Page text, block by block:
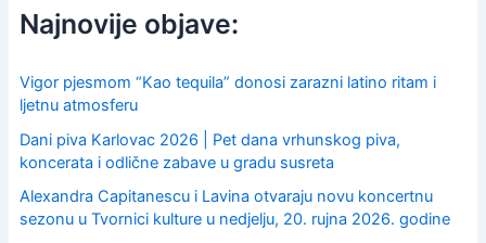
c
h
o
r
:
Najnovije objave:
Vigor pjesmom “Kao tequila” donosi zarazni latino ritam i
ljetnu atmosferu
Dani piva Karlovac 2026 | Pet dana vrhunskog piva,
koncerata i odlične zabave u gradu susreta
Alexandra Capitanescu i Lavina otvaraju novu koncertnu
sezonu u Tvornici kulture u nedjelju, 20. rujna 2026. godine